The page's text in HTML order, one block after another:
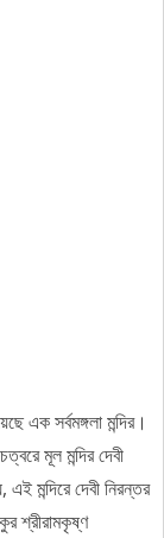
এক সর্বমঙ্গলা মন্দির।
মূল মন্দির দেবী
এই মন্দিরে দেবী নিরন্তর
শ্রীরামকৃষ্ণ